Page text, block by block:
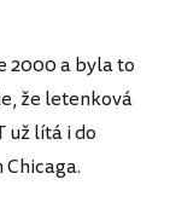
2000 a byla to
že letenková
už lítá i do